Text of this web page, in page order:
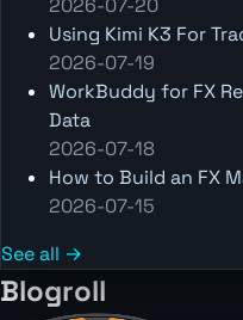
2026-07-20
Using Kimi K3 For
2026-07-19
WorkBuddy for FX
Data
2026-07-18
How to Build an FX
2026-07-15
See all →
Blogroll